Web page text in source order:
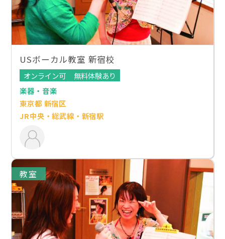
USボーカル教室 新宿校
オンライン可
無料体験あり
楽器・音楽
東京都 新宿区
JR中央・総武線・新宿駅
教室